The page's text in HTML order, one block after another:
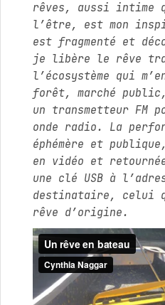
rêves, aussi intime
l’être, est mon
est fragmenté et
je libère le rêve
l’écosystème qui
forêt, marché
un transmetteur FM
onde radio. La
éphémère et
en vidéo et
une clé USB à
destinataire, celui
rêve d’origine.